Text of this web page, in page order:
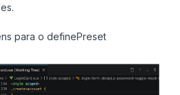
para o definePreset